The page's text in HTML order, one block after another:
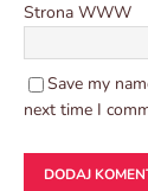
Strona WWW
Save my
next time I